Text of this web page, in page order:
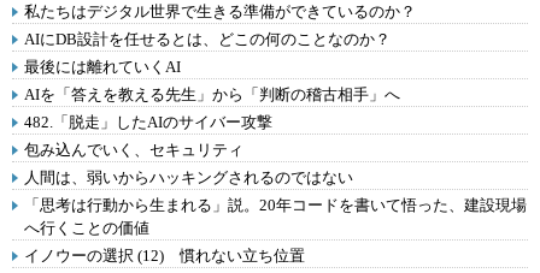
私たちはデジタル世界で生きる準備ができているのか？
AIにDB設計を任せるとは、どこの何のことなのか？
最後には離れていくAI
AIを「答えを教える先生」から「判断の稽古相手」へ
482.「脱走」したAIのサイバー攻撃
包み込んでいく、セキュリティ
人間は、弱いからハッキングされるのではない
「思考は行動から生まれる」説。20年コードを書いて悟った、建設現場
へ行くことの価値
イノウーの選択 (12) 慣れない立ち位置